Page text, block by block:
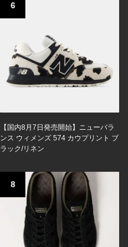
6
【国内8月7日発売開始】ニューバラ
ンス ウィメンズ 574 カウプリント ブ
ラック/リネン
8